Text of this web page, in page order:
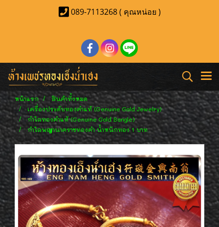
089-7113268 ( คุณหน่อย )
หน้าแรก
สินค้าทั้งหมด
เครื่องประดับทองคำแท้ (Genuine Gold Jewelry)
กำไลทองคำแท้ (Genuine Gold Bangle)
กำไลพญานาคราชทองคำ น้ำหนักทอง 1 บาท